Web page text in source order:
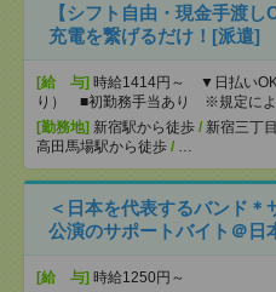
【シフト自由・現金手渡
充電を繋げるだけ！[派遣]
[給 与] 時給1414円～ ▼日払い
り） ■初勤務手当あり ※規定に
[勤務地] 新宿駅から徒歩 / 新宿三丁
高田馬場駅から徒歩 / …
＜日本を代表するバンド
公演のサポートバイト＠日
[給 与] 時給1250円～